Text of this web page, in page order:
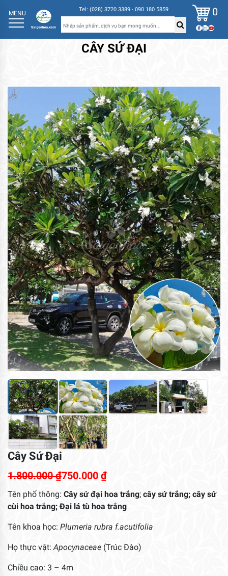
MENU Tel: (028) 3720 3389 - 090 180 5859 0
CÂY SỨ ĐẠI
Cây Sứ Đại
1.800.000₫750.000 ₫
Tên phổ thông: Cây sứ đại hoa trắng; cây sứ trắng; cây sứ
cùi hoa trắng; Đại lá tù hoa trắng
Tên khoa học: Plumeria rubra f.acutifolia
Họ thực vật: Apocynaceae (Trúc Đào)
Chiều cao: 3 – 4m